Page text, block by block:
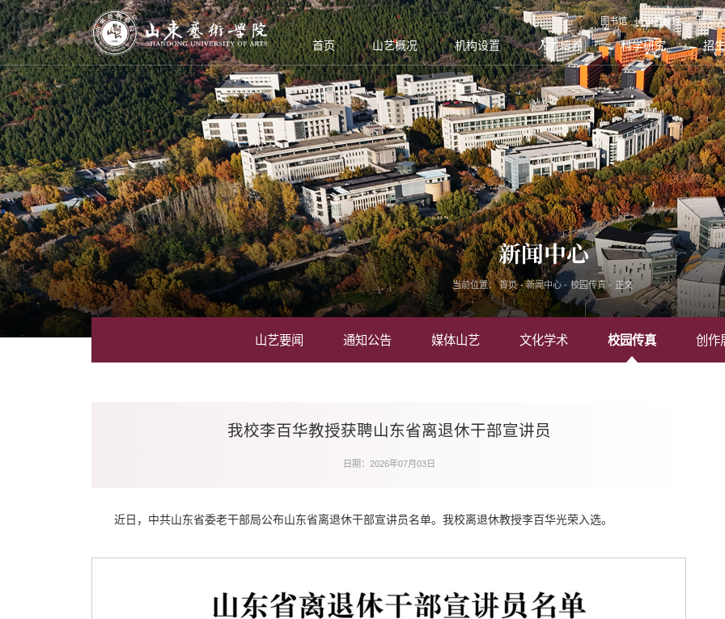
图书馆 山艺校报 服务
首页 山艺概况 机构设置 人才培养 科学研究 招
新闻中心
当前位置： 首页 - 新闻中心 - 校园传真 - 正文
山艺要闻 通知公告 媒体山艺 文化学术 校园传真 创作
我校李百华教授获聘山东省离退休干部宣讲员
日期：2026年07月03日
近日，中共山东省委老干部局公布山东省离退休干部宣讲员名单。我校离退休教授李百华光荣入选。